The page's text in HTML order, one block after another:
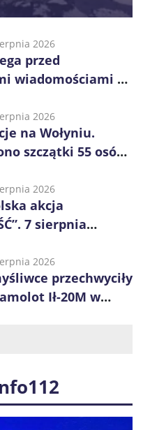
2026
przed
wiadomościami o
2026
na Wołyniu.
szczątki 55 osób,
2026
akcja
7 sierpnia
2026
przechwyciły
Ił-20M w